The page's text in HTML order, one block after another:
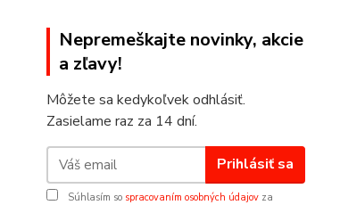
Nepremeškajte novinky, akcie
a zľavy!
Môžete sa kedykoľvek odhlásiť.
Zasielame raz za 14 dní.
Prihlásiť sa
Súhlasím so spracovaním osobných údajov za